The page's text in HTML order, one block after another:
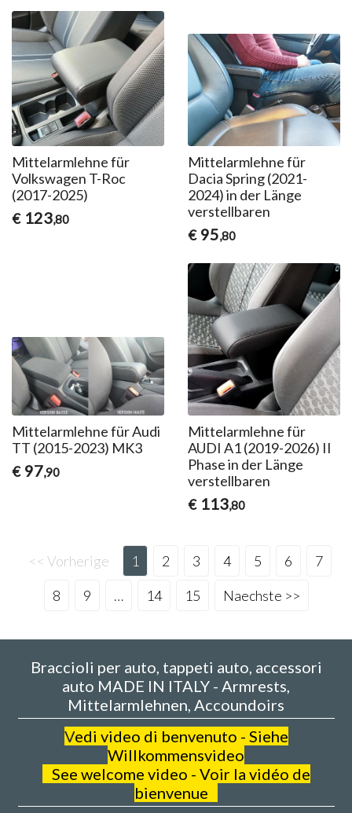
Mittelarmlehne für
Volkswagen T-Roc
(2017-2025)
€ 123,80
Mittelarmlehne für
Dacia Spring (2021-
2024) in der Länge
verstellbaren
€ 95,80
Mittelarmlehne für Audi
TT (2015-2023) MK3
€ 97,90
Mittelarmlehne für
AUDI A1 (2019-2026) II
Phase in der Länge
verstellbaren
€ 113,80
<< Vorherige 1 2 3 4 5 6
7
8
9 … 14 15 Naechste >>
Braccioli per auto, tappeti auto, accessori
auto MADE IN ITALY - Armrests,
Mittelarmlehnen, Accoundoirs
Vedi video di benvenuto - Siehe
Willkommensvideo
See welcome video - Voir la vidéo de
bienvenue